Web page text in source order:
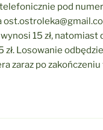
pod
15 zł, natomiast
zł. Losowanie
zaraz po